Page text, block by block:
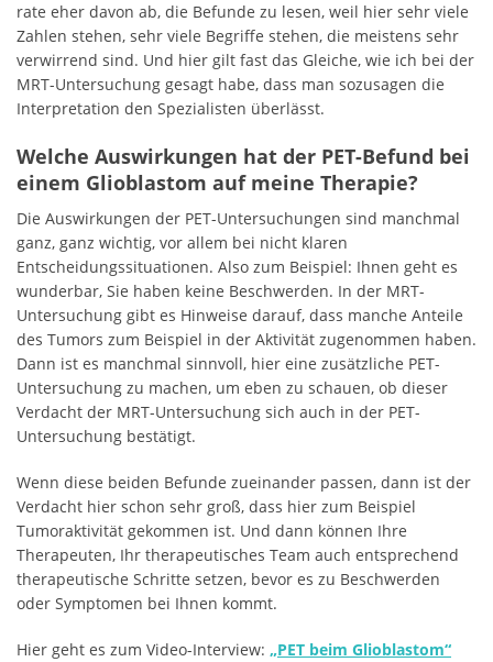
rate eher davon ab, die Befunde zu lesen, weil hier sehr viele
Zahlen stehen, sehr viele Begriffe stehen, die meistens sehr
verwirrend sind. Und hier gilt fast das Gleiche, wie ich bei der
MRT-Untersuchung gesagt habe, dass man sozusagen die
Interpretation den Spezialisten überlässt.
Welche Auswirkungen hat der PET-Befund bei
einem Glioblastom auf meine Therapie?
Die Auswirkungen der PET-Untersuchungen sind manchmal
ganz, ganz wichtig, vor allem bei nicht klaren
Entscheidungssituationen. Also zum Beispiel: Ihnen geht es
wunderbar, Sie haben keine Beschwerden. In der MRT-
Untersuchung gibt es Hinweise darauf, dass manche Anteile
des Tumors zum Beispiel in der Aktivität zugenommen haben.
Dann ist es manchmal sinnvoll, hier eine zusätzliche PET-
Untersuchung zu machen, um eben zu schauen, ob dieser
Verdacht der MRT-Untersuchung sich auch in der PET-
Untersuchung bestätigt.
Wenn diese beiden Befunde zueinander passen, dann ist der
Verdacht hier schon sehr groß, dass hier zum Beispiel
Tumoraktivität gekommen ist. Und dann können Ihre
Therapeuten, Ihr therapeutisches Team auch entsprechend
therapeutische Schritte setzen, bevor es zu Beschwerden
oder Symptomen bei Ihnen kommt.
Hier geht es zum Video-Interview: „PET beim Glioblastom“